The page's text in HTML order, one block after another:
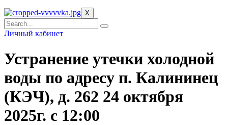
X
Личный кабинет
Устранение утечки холодной
воды по адресу п. Калининец
(КЭЧ), д. 262 24 октября
2025г. с 12:00